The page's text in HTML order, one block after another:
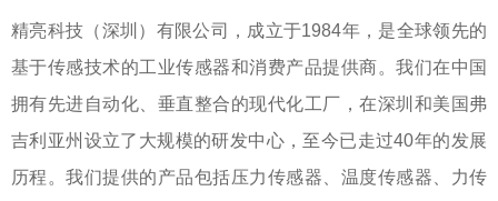
精亮科技（深圳）有限公司，成立于1984年，是全球领先的
基于传感技术的工业传感器和消费产品提供商。我们在中国
拥有先进自动化、垂直整合的现代化工厂，在深圳和美国弗
吉利亚州设立了大规模的研发中心，至今已走过40年的发展
历程。我们提供的产品包括压力传感器、温度传感器、力传